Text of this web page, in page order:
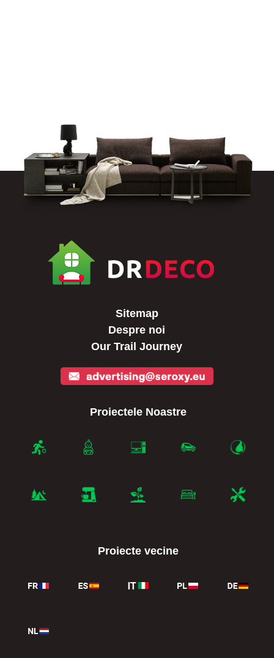
Sitemap
Despre noi
Our Trail Journey
Proiectele Noastre
Proiecte vecine